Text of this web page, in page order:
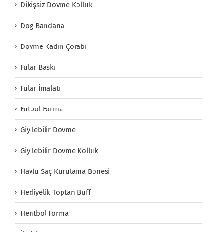
Dikişsiz Dövme Kolluk
Dog Bandana
Dövme Kadın Çorabı
Fular Baskı
Fular İmalatı
Futbol Forma
Giyilebilir Dövme
Giyilebilir Dövme Kolluk
Havlu Saç Kurulama Bonesi
Hediyelik Toptan Buff
Hentbol Forma